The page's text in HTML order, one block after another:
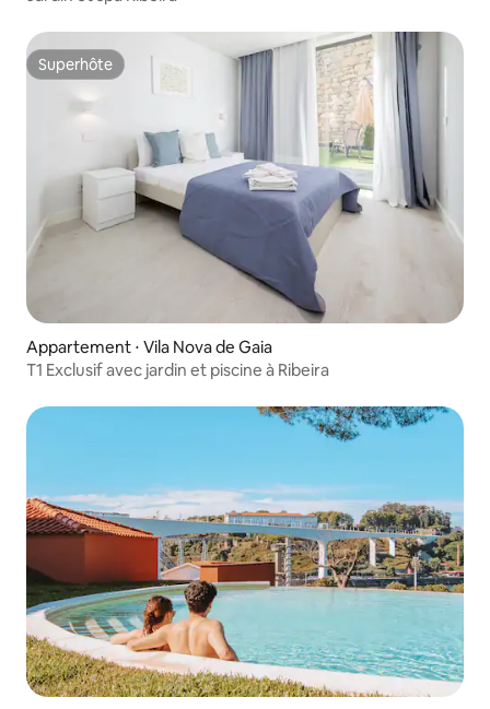
Superhôte
Superhôte
Appartement ⋅ Vila Nova de Gaia
T1 Exclusif avec jardin et piscine à Ribeira